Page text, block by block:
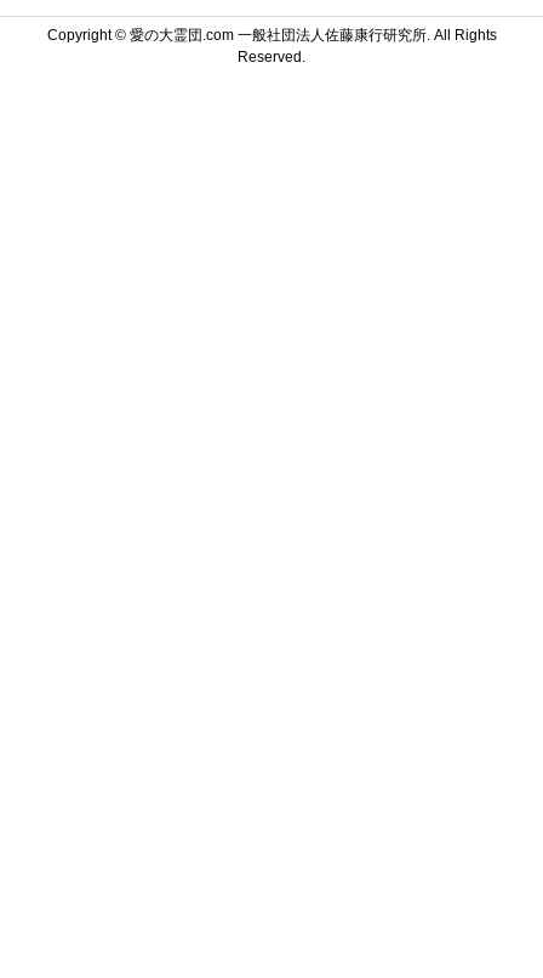
Copyright ©愛の大霊団.com 一般社団法人佐藤康行研究所. All Rights
Reserved.